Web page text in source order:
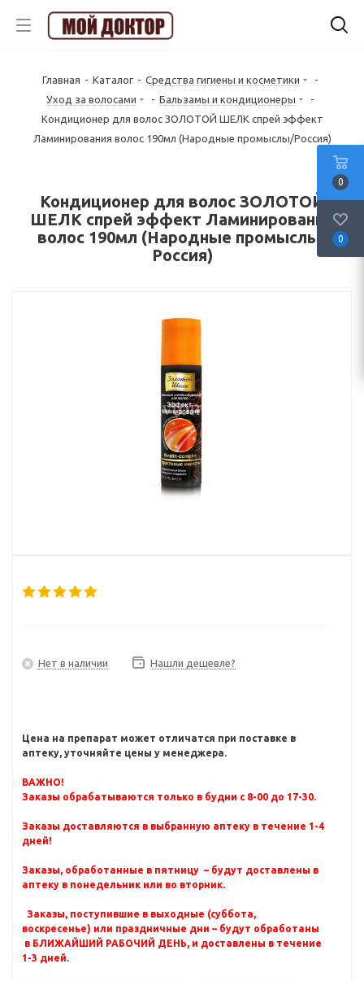
Главная - Каталог - Средства гигиены и косметики
-
Уход за волосами
- Бальзамы и кондиционеры
-
Кондиционер для волос ЗОЛОТОЙ ШЕЛК спрей эффект
Ламинирования волос 190мл (Народные промыслы/Россия)
Кондиционер для волос ЗОЛОТОЙ
ШЕЛК спрей эффект Ламинирования
волос 190мл (Народные промыслы/
Россия)
Нет в наличии Нашли дешевле?
Цена на препарат может отличатся при поставке в
аптеку, уточняйте цены у менеджера.
ВАЖНО!
Заказы обрабатываются только в будни с 8-00 до 17-30.
Заказы доставляются в выбранную аптеку в течение 1-4
дней!
Заказы, обработанные в пятницу – будут доставлены в
аптеку в понедельник или во вторник.
Заказы, поступившие в выходные (суббота,
воскресенье) или праздничные дни – будут обработаны
в БЛИЖАЙШИЙ РАБОЧИЙ ДЕНЬ, и доставлены в течение
1-3 дней.
0
0